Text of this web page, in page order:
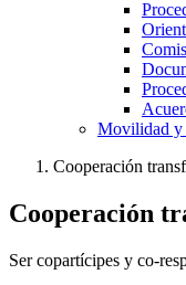
Movilidad y
Cooperación
Cooperación
Ser copartícipes y co-